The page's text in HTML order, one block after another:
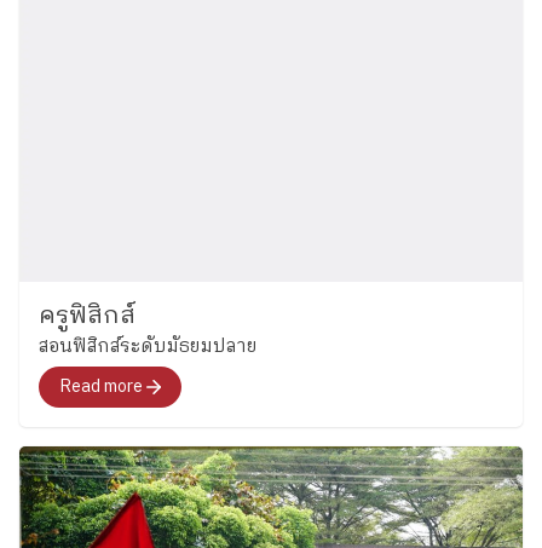
ครูฟิสิกส์
สอนฟิสิกส์ระดับมัธยมปลาย
Read more